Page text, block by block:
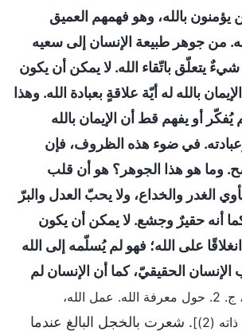
يؤمنون بالله، وهو فهمهم العميق
من جوهر طبيعة الإنسان إلى سعيه
يتعلّق باتّقاء الله. لا يمكن أن يكون
بالله له أيّة علاقةٍ بعبادة الله. وهذا
يُفكّر أو يفهم قط أن الإيمان بالله
في ضوء هذه الظروف، فإن
وما هو هذا الجوهر؟ هو أن قلب
الغدر والخداع، ولا يحبّ العدل والبرّ
كما أنه حقيرٌ وجشع. لا يمكن أن يكون
على الله؛ فهو لم يُسلّمه إلى الله
الحقيقيّ، كما أن الإنسان لم
[الكلمة، ج. 2. حول معرفة الله. عمل الله،
(2)]
. شعرت بالخجل البالغ عندما